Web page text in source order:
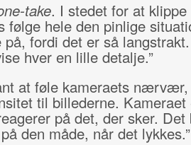
take. I stedet for at klippe
følge hele den pinlige
fordi det er så
hver en lille detalje.”
at føle kameraets
til billederne.
på det, der sker. Det
den måde, når det